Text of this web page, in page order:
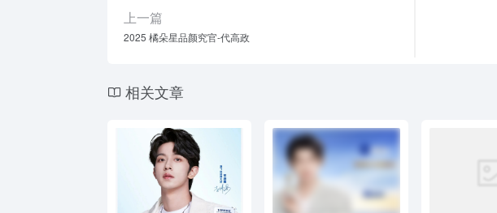
上一篇
2025 橘朵星品颜究官-代高政
相关文章